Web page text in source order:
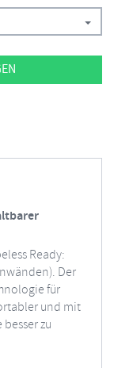
Ready:
Der
für
und mit
zu